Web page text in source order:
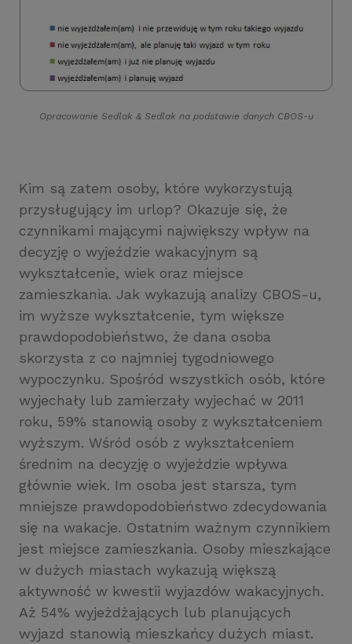
Opracowanie Sedlak &Sedlak na podstawie danych CBOS-u
Kim są zatem osoby, które wykorzystują
przysługujący im urlop? Okazuje się, że
czynnikami mającymi największy wpływ na
decyzję o wyjeździe wakacyjnym są
wykształcenie, wiek oraz miejsce
zamieszkania. Jak wykazują analizy CBOS-u,
im wyższe wykształcenie, tym większe
prawdopodobieństwo, że dana osoba
skorzysta z co najmniej tygodniowego
wypoczynku. Spośród wszystkich osób, które
wyjechały lub zamierzały wyjechać w 2011
roku, 59% stanowią osoby z wykształceniem
wyższym. Wśród osób z wykształceniem
średnim na decyzję o wyjeździe wpływa
głównie wiek. Im osoba jest starsza, tym
mniejsze prawdopodobieństwo zdecydowania
się na wakacje. Ostatnim ważnym czynnikiem
jest miejsce zamieszkania. Osoby mieszkające
w dużych miastach wykazują większą
aktywność w kwestii wyjazdów wakacyjnych.
Aż 54% wyjeżdżających lub planujących
wyjazd stanowią mieszkańcy dużych miast.